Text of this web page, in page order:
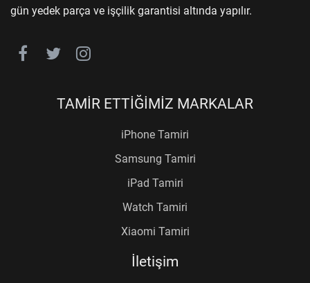
gün yedek parça ve işçilik garantisi altında yapılır.
TAMİR ETTİĞİMİZ MARKALAR
iPhone Tamiri
Samsung Tamiri
iPad Tamiri
Watch Tamiri
Xiaomi Tamiri
İletişim